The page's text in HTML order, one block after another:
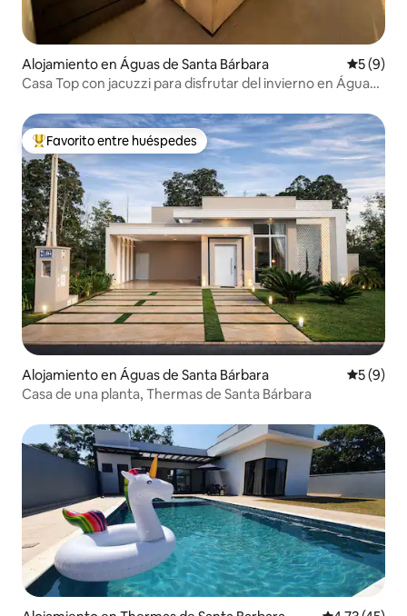
Alojamiento en Águas de Santa Bárbara
5 (9)
Casa Top con jacuzzi para disfrutar del invierno en Águas
Favorito entre huéspedes preferido
Favorito entre huéspedes
Alojamiento en Águas de Santa Bárbara
5 (9)
Casa de una planta, Thermas de Santa Bárbara